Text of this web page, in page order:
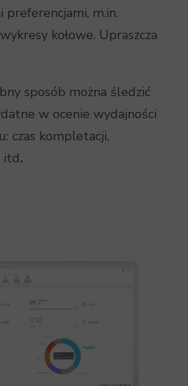
preferencjami, m.in.
kołowe. Upraszcza
sposób można śledzić
w ocenie wydajności
czas kompletacji,
itd.